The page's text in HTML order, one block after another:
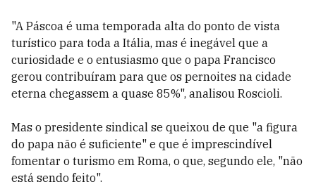
"A Páscoa é uma temporada alta do ponto de vista
turístico para toda a Itália, mas é inegável que a
curiosidade e o entusiasmo que o papa Francisco
gerou contribuíram para que os pernoites na cidade
eterna chegassem a quase 85%", analisou Roscioli.
Mas o presidente sindical se queixou de que "a figura
do papa não é suficiente" e que é imprescindível
fomentar o turismo em Roma, o que, segundo ele, "não
está sendo feito".